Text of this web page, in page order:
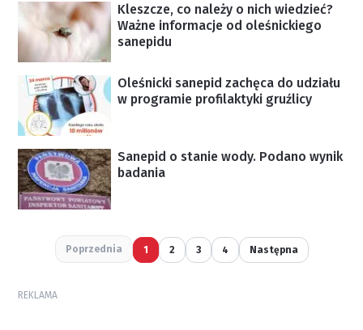
Kleszcze, co należy o nich wiedzieć?
Ważne informacje od oleśnickiego
sanepidu
Oleśnicki sanepid zachęca do udziału
w programie profilaktyki gruźlicy
Sanepid o stanie wody. Podano wynik
badania
Poprzednia 1 2 3 4 Następna
REKLAMA